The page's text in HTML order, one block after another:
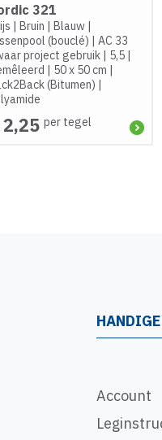
321
|Bruin |Blauw |
(bouclé) |AC 33
project gebruik | 5,5 |
| 50 x 50 cm |
(Bitumen) |
per tegel
Account